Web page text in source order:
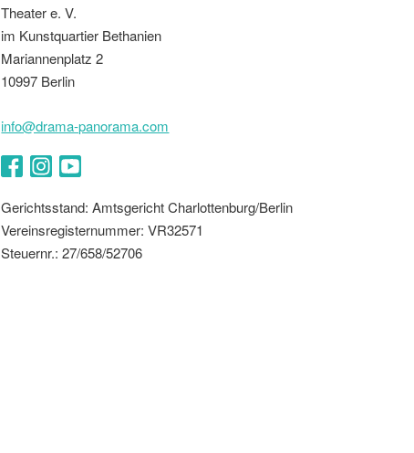
Theater e. V.
im Kunstquartier Bethanien
Mariannenplatz 2
10997 Berlin
info@drama-panorama.com
Gerichtsstand: Amtsgericht Charlottenburg/Berlin
Vereinsregisternummer: VR32571
Steuernr.: 27/658/52706